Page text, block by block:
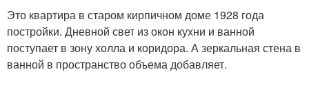
Это квартира в старом кирпичном доме 1928 года
постройки. Дневной свет из окон кухни и ванной
поступает в зону холла и коридора. А зеркальная стена в
ванной в пространство объема добавляет.